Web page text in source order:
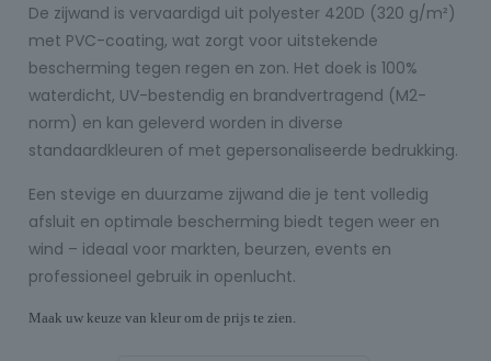
De zijwand is vervaardigd uit polyester 420D (320 g/m²)
met PVC-coating, wat zorgt voor uitstekende
bescherming tegen regen en zon. Het doek is 100%
waterdicht, UV-bestendig en brandvertragend (M2-
norm) en kan geleverd worden in diverse
standaardkleuren of met gepersonaliseerde bedrukking.
Een stevige en duurzame zijwand die je tent volledig
afsluit en optimale bescherming biedt tegen weer en
wind – ideaal voor markten, beurzen, events en
professioneel gebruik in openlucht.
Maak uw keuze van kleur om de prijs te zien.